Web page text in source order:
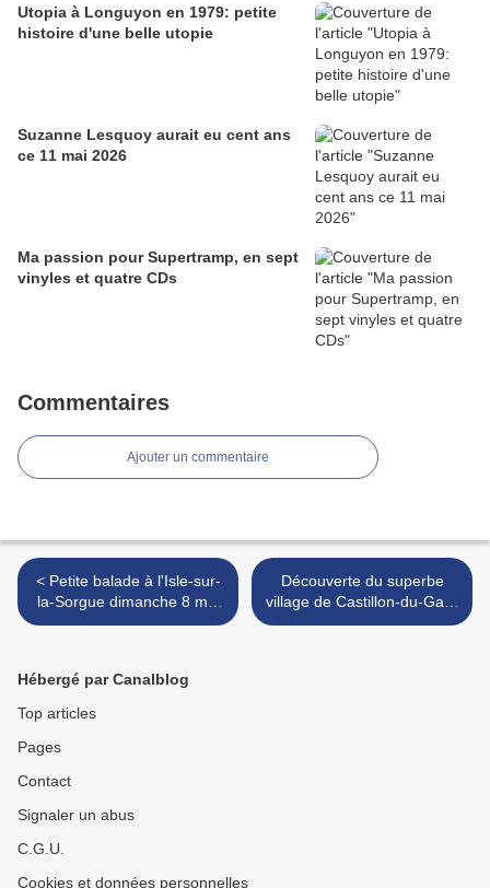
Utopia à Longuyon en 1979: petite
histoire d'une belle utopie
Suzanne Lesquoy aurait eu cent ans
ce 11 mai 2026
Ma passion pour Supertramp, en sept
vinyles et quatre CDs
Commentaires
Ajouter un commentaire
< Petite balade à l'Isle-sur-
la-Sorgue dimanche 8 mai
après-midi
Découverte du superbe
village de Castillon-du-Gard
>
Hébergé par Canalblog
Top articles
Pages
Contact
Signaler un abus
C.G.U.
Cookies et données personnelles